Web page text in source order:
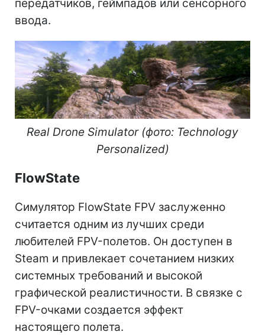
передатчиков, геймпадов или сенсорного
ввода.
Real Drone Simulator (фото: Technology
Personalized)
FlowState
Симулятор FlowState FPV заслуженно
считается одним из лучших среди
любителей FPV-полетов. Он доступен в
Steam и привлекает сочетанием низких
системных требований и высокой
графической реалистичности. В связке с
FPV-очками создается эффект
настоящего полета.